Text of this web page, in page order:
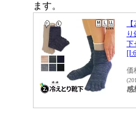
ます。
り
下
価
感